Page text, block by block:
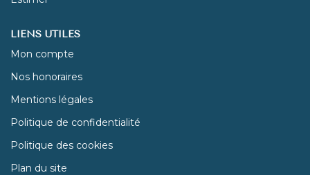
LIENS UTILES
Mon compte
Nos honoraires
Mentions légales
Politique de confidentialité
Politique des cookies
Plan du site